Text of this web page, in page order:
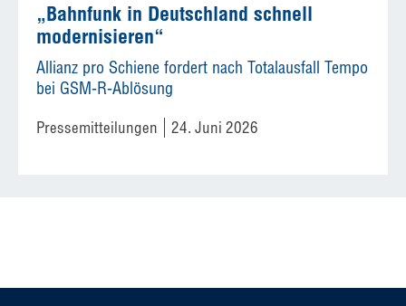
„Bahnfunk in Deutschland schnell
modernisieren“
Allianz pro Schiene fordert nach Totalausfall Tempo
bei GSM-R-Ablösung
Pressemitteilungen 24. Juni 2026